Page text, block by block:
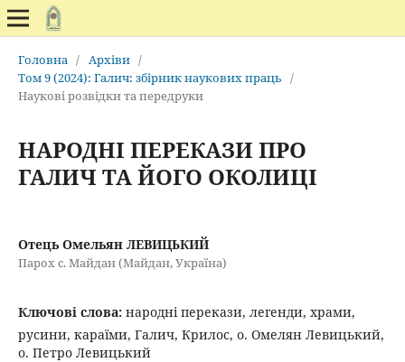
Головна / Архіви /
Том 9 (2024): Галич: збірник наукових праць /
Наукові розвідки та передруки
НАРОДНІ ПЕРЕКАЗИ ПРО
ГАЛИЧ ТА ЙОГО ОКОЛИЦІ
Отець Омельян ЛЕВИЦЬКИЙ
Парох с. Майдан (Майдан, Україна)
Ключові слова: народні перекази, легенди, храми,
русини, караїми, Галич, Крилос, о. Омелян Левицький,
о. Петро Левицький